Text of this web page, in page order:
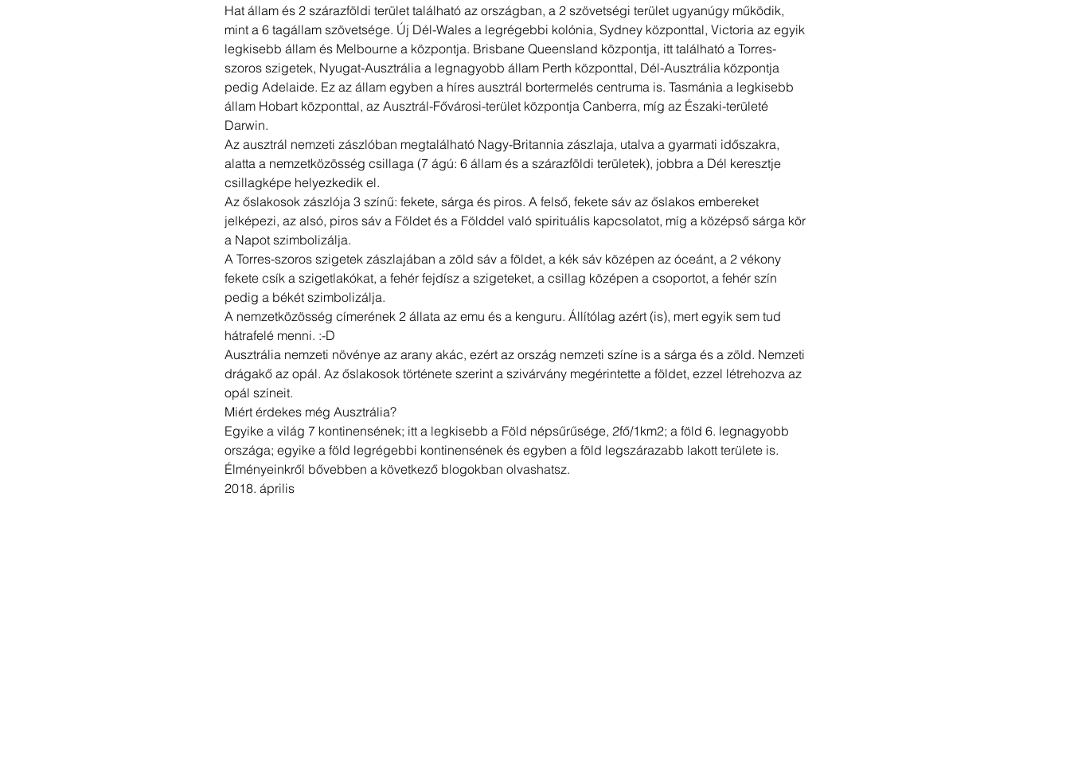
Hat állam és 2 szárazföldi terület található az országban, a 2 szövetségi terület ugyanúgy működik,
mint a 6 tagállam szövetsége. Új Dél-Wales a legrégebbi kolónia, Sydney központtal, Victoria az egyik
legkisebb állam és Melbourne a központja. Brisbane Queensland központja, itt található a Torres-
szoros szigetek, Nyugat-Ausztrália a legnagyobb állam Perth központtal, Dél-Ausztrália központja
pedig Adelaide. Ez az állam egyben a híres ausztrál bortermelés centruma is. Tasmánia a legkisebb
állam Hobart központtal, az Ausztrál-Fővárosi-terület központja Canberra, míg az Északi-területé
Darwin.
Az ausztrál nemzeti zászlóban megtalálható Nagy-Britannia zászlaja, utalva a gyarmati időszakra,
alatta a nemzetközösség csillaga (7 ágú: 6 állam és a szárazföldi területek), jobbra a Dél keresztje
csillagképe helyezkedik el.
Az őslakosok zászlója 3 színű: fekete, sárga és piros. A felső, fekete sáv az őslakos embereket
jelképezi, az alsó, piros sáv a Földet és a Földdel való spirituális kapcsolatot, míg a középső sárga kör
a Napot szimbolizálja.
A Torres-szoros szigetek zászlajában a zöld sáv a földet, a kék sáv középen az óceánt, a 2 vékony
fekete csík a szigetlakókat, a fehér fejdísz a szigeteket, a csillag középen a csoportot, a fehér szín
pedig a békét szimbolizálja.
A nemzetközösség címerének 2 állata az emu és a kenguru. Állítólag azért (is), mert egyik sem tud
hátrafelé menni. :-D
Ausztrália nemzeti növénye az arany akác, ezért az ország nemzeti színe is a sárga és a zöld. Nemzeti
drágakő az opál. Az őslakosok története szerint a szivárvány megérintette a földet, ezzel létrehozva az
opál színeit.
Miért érdekes még Ausztrália?
Egyike a világ 7 kontinensének; itt a legkisebb a Föld népsűrűsége, 2fő/1km2; a föld 6. legnagyobb
országa; egyike a föld legrégebbi kontinensének és egyben a föld legszárazabb lakott területe is.
Élményeinkről bővebben a következő blogokban olvashatsz.
​2018. április